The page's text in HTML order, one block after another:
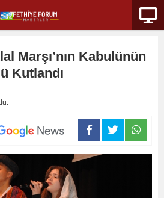
Marşı’nın Kabulünün
Kutlandı